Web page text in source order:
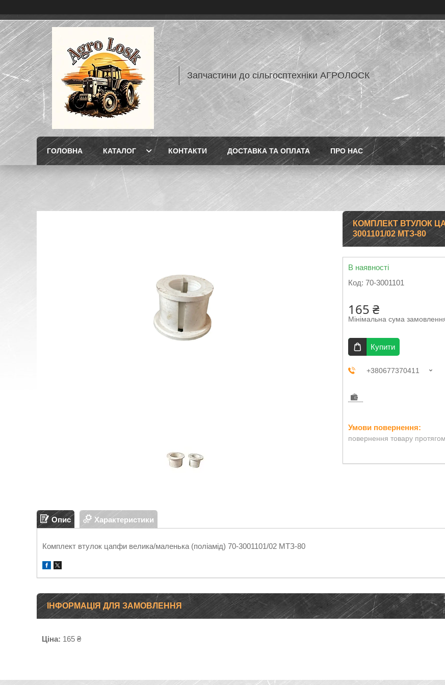
Запчастини до сільгосптехніки АГРОЛОСК
ГОЛОВНА КАТАЛОГ КОНТАКТИ ДОСТАВКА ТА ОПЛАТА ПРО НАС
КОМПЛЕКТ ВТУЛОК
3001101/02 МТЗ-80
В наявності
Код: 70-3001101
165 ₴
Мінімальна сума
Купити
+380677370411
повернення товару
Опис Характеристики
Комплект втулок цапфи велика/маленька (поліамід) 70-3001101/02 МТЗ-80
ІНФОРМАЦІЯ ДЛЯ ЗАМОВЛЕННЯ
Ціна: 165 ₴